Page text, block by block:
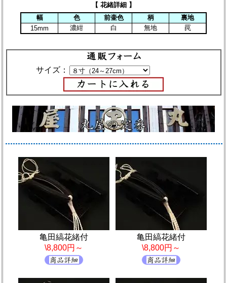
【 花緒詳細 】
幅
色 前壷色 柄
裏地
15mm
濃紺 白 無地 罠
サイズ：
亀田縞花緒付
\8,800円～
亀田縞花緒付
\8,800円～